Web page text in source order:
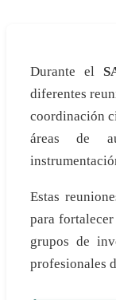
Durante el
diferentes
coordinación
áreas de
Estas
para
grupos de
profesionales